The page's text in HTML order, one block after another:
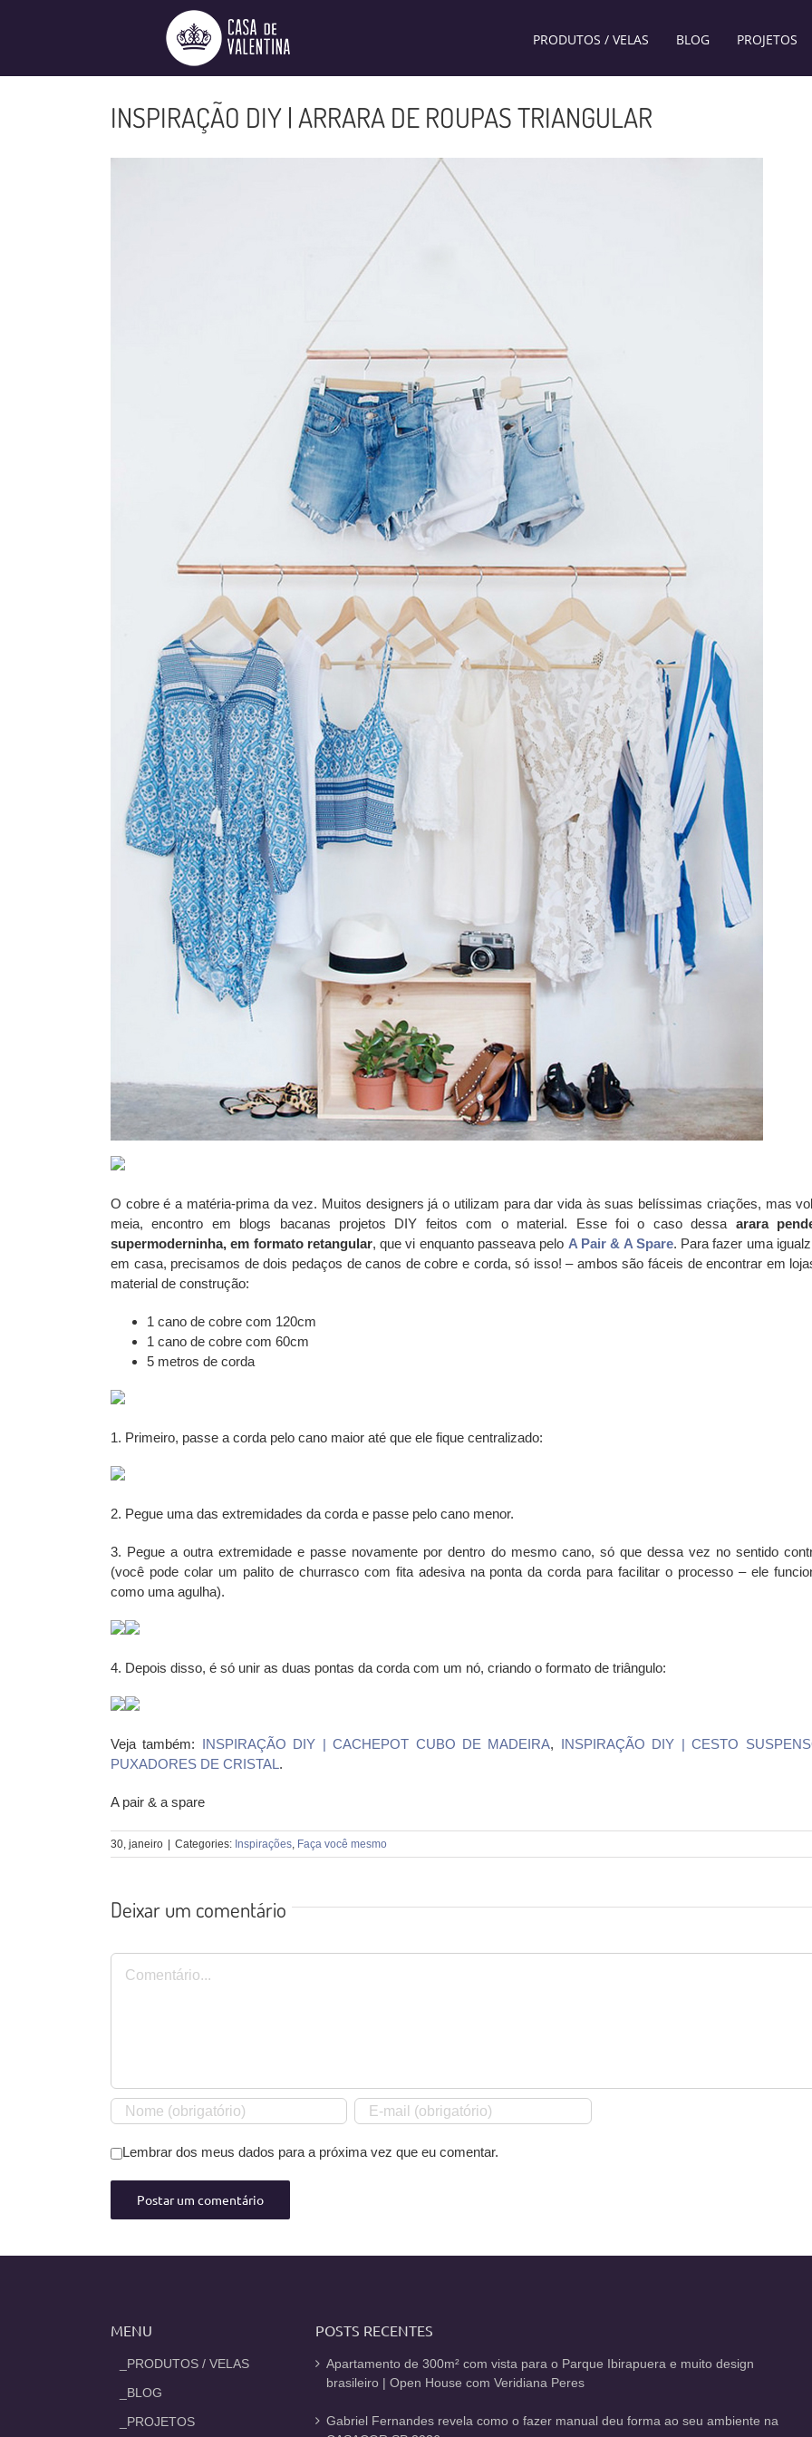
PRODUTOS / VELAS BLOG PROJETOS
INSPIRAÇÃO DIY | ARRARA DE ROUPAS TRIANGULAR
O cobre é a matéria-prima da vez. Muitos designers já o utilizam para dar vida às suas belíssimas criações, mas
meia, encontro em blogs bacanas projetos DIY feitos com o material. Esse foi o caso dessa arara
supermoderninha, em formato retangular, que vi enquanto passeava pelo A Pair & A Spare. Para fazer uma
em casa, precisamos de dois pedaços de canos de cobre e corda, só isso! – ambos são fáceis de encontrar em
material de construção:
1 cano de cobre com 120cm
1 cano de cobre com 60cm
5 metros de corda
1. Primeiro, passe a corda pelo cano maior até que ele fique centralizado:
2. Pegue uma das extremidades da corda e passe pelo cano menor.
3. Pegue a outra extremidade e passe novamente por dentro do mesmo cano, só que dessa vez no sentido
(você pode colar um palito de churrasco com fita adesiva na ponta da corda para facilitar o processo – ele
como uma agulha).
4. Depois disso, é só unir as duas pontas da corda com um nó, criando o formato de triângulo:
Veja também: INSPIRAÇÃO DIY | CACHEPOT CUBO DE MADEIRA, INSPIRAÇÃO DIY | CESTO
PUXADORES DE CRISTAL .
A pair & a spare
30, janeiro Categories: Inspirações, Faça você mesmo
Deixar um comentário
Comentário
Lembrar dos meus dados para a próxima vez que eu comentar.
MENU
_PRODUTOS / VELAS
_BLOG
_PROJETOS
POSTS RECENTES
Apartamento de 300m² com vista para o Parque Ibirapuera e muito design
brasileiro | Open House com Veridiana Peres
Gabriel Fernandes revela como o fazer manual deu forma ao seu ambiente na